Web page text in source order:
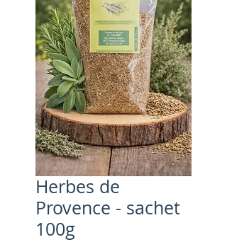
Herbes de
Provence - sachet
100g